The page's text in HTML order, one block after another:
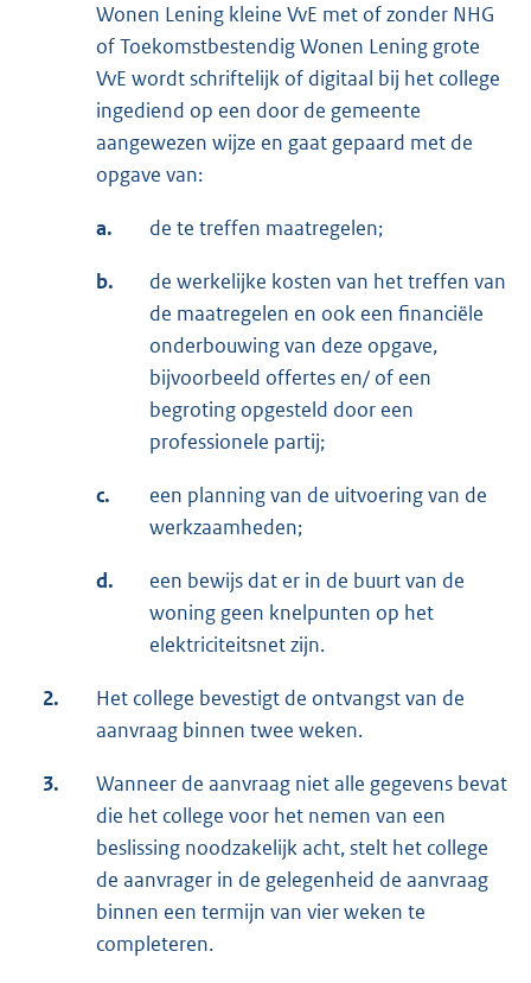
Wonen Lening kleine VvE met of zonder NHG
of Toekomstbestendig Wonen Lening grote
VvE wordt schriftelijk of digitaal bij het college
ingediend op een door de gemeente
aangewezen wijze en gaat gepaard met de
opgave van:
a. de te treffen maatregelen;
b.
de werkelijke kosten van het treffen van
de maatregelen en ook een financiële
onderbouwing van deze opgave,
bijvoorbeeld offertes en/ of een
begroting opgesteld door een
professionele partij;
c.
een planning van de uitvoering van de
werkzaamheden;
d.
een bewijs dat er in de buurt van de
woning geen knelpunten op het
elektriciteitsnet zijn.
2.
Het college bevestigt de ontvangst van de
aanvraag binnen twee weken.
3.
Wanneer de aanvraag niet alle gegevens bevat
die het college voor het nemen van een
beslissing noodzakelijk acht, stelt het college
de aanvrager in de gelegenheid de aanvraag
binnen een termijn van vier weken te
completeren.